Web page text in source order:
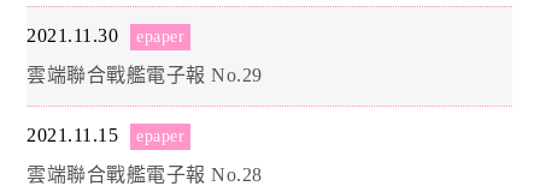
2021.11.30 epaper
雲端聯合戰艦電子報 No.29
2021.11.15 epaper
雲端聯合戰艦電子報 No.28